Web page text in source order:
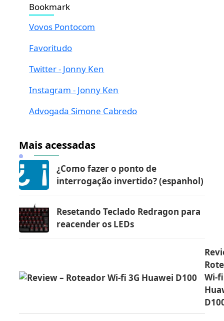
Bookmark
Vovos Pontocom
Favoritudo
Twitter - Jonny Ken
Instagram - Jonny Ken
Advogada Simone Cabredo
Mais acessadas
¿Como fazer o ponto de
interrogação invertido? (espanhol)
Resetando Teclado Redragon para
reacender os LEDs
Wi-